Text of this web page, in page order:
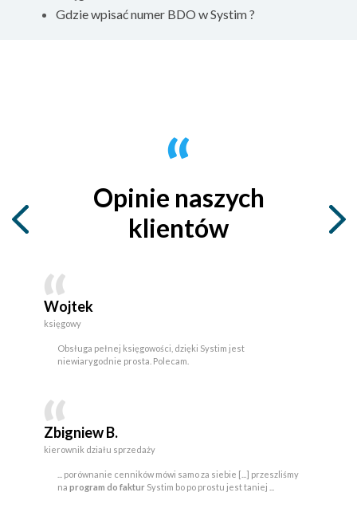
Gdzie wpisać numer BDO w Systim ?
Opinie naszych
klientów
Wojtek
księgowy
Obsługa pełnej księgowości, dzięki Systim jest
niewiarygodnie prosta. Polecam.
Zbigniew B.
kierownik działu sprzedaży
... porównanie cenników mówi samo za siebie [...] przeszliśmy
na program do fakturSystim bo po prostu jest taniej ...